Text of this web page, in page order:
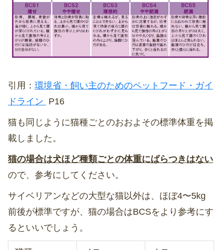
引用： 環境省・ 飼い主のためのペットフード・ガイ
ドライン P16
猫も同じように猫種ごとのおおよその標準体重を掲
載しました。
猫の場合は犬ほど種類ごとの体重にばらつきはない
ので、参考にしてください。
サイベリアンなどの大型な猫以外は、ほぼ4〜5kg
前後が標準ですが、猫の場合はBCSをより参考にす
るといいでしょう。